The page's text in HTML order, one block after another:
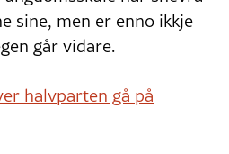
sine, men er enno ikkje
går vidare.
halvparten gå på